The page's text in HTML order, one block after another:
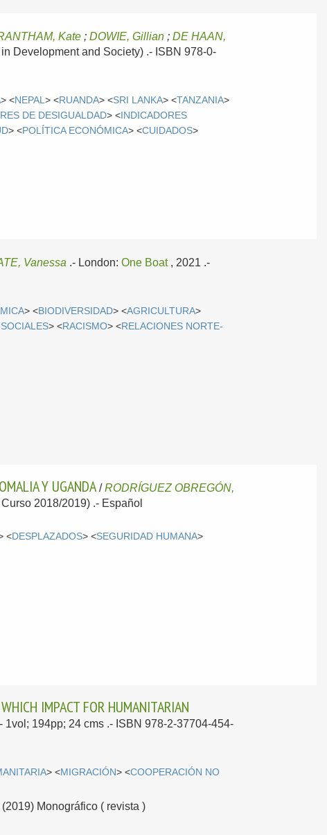
Kate ;DOWIE, Gillian ;DE HAAN,
Development and Society) .- ISBN 978-0-
> <NEPAL> <RUANDA> <SRI LANKA> <TANZANIA>
DE DESIGUALDAD> < INDICADORES
> <POLÍTICA ECONÓMICA> <CUIDADOS>
Vanessa .- London:One Boat, 2021 .-
> <BIODIVERSIDAD> <AGRICULTURA>
> <RACISMO> <RELACIONES NORTE-
Y UGANDA /RODRÍGUEZ OBREGÓN,
2018/2019) .- Español
<DESPLAZADOS> <SEGURIDAD HUMANA>
IMPACT FOR HUMANITARIAN
1vol; 194pp; 24 cms .- ISBN 978-2-37704-454-
> <MIGRACIÓN> <COOPERACIÓN NO
(2019) Monográfico ( revista )